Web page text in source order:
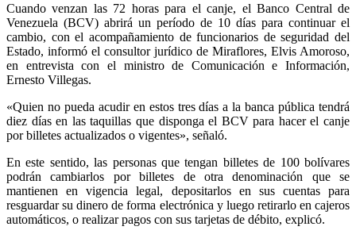
Cuando venzan las 72 horas para el canje, el Banco Central de
Venezuela (BCV) abrirá un período de 10 días para continuar el
cambio, con el acompañamiento de funcionarios de seguridad del
Estado, informó el consultor jurídico de Miraflores, Elvis Amoroso,
en entrevista con el ministro de Comunicación e Información,
Ernesto Villegas.
«Quien no pueda acudir en estos tres días a la banca pública tendrá
diez días en las taquillas que disponga el BCV para hacer el canje
por billetes actualizados o vigentes», señaló.
En este sentido, las personas que tengan billetes de 100 bolívares
podrán cambiarlos por billetes de otra denominación que se
mantienen en vigencia legal, depositarlos en sus cuentas para
resguardar su dinero de forma electrónica y luego retirarlo en cajeros
automáticos, o realizar pagos con sus tarjetas de débito, explicó.